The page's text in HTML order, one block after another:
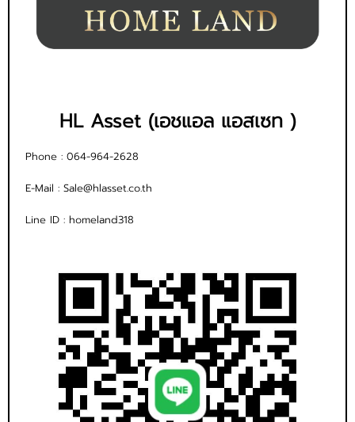
HL Asset (เอชแอล แอสเซท )
Phone : 064-964-2628
E-Mail : Sale@hlasset.co.th
Line ID : homeland318